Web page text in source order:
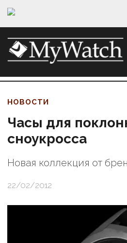
НОВОСТИ
Часы для
сноукросса
Новая коллекция от
22/02/2012